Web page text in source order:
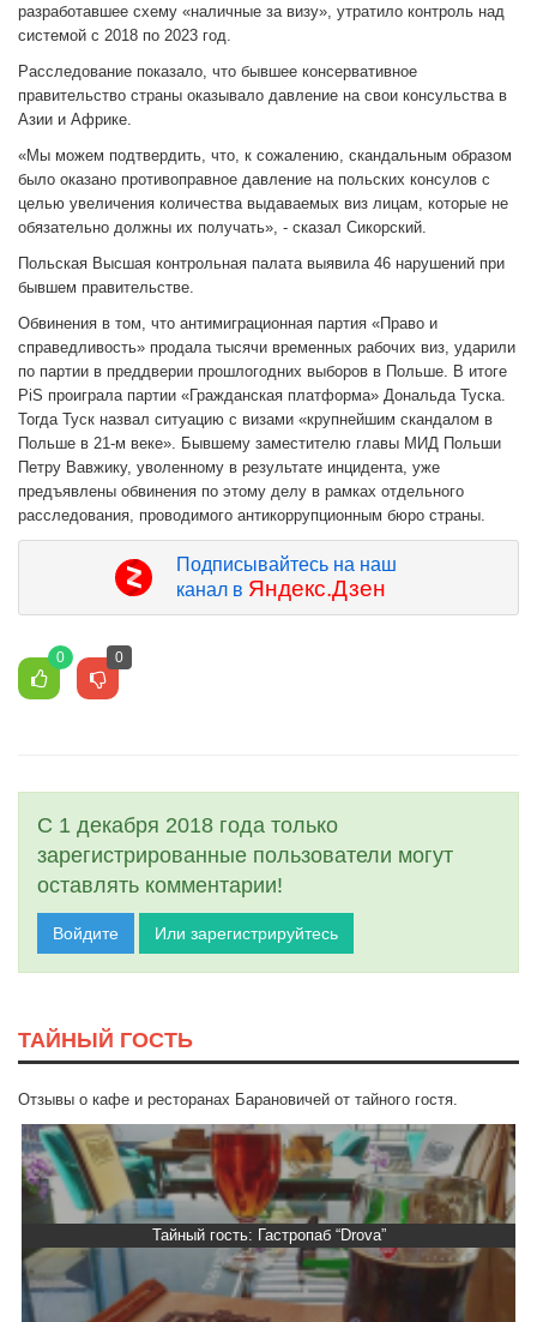
разработавшее схему «наличные за визу», утратило контроль над
системой с 2018 по 2023 год.
Расследование показало, что бывшее консервативное
правительство страны оказывало давление на свои консульства в
Азии и Африке.
«Мы можем подтвердить, что, к сожалению, скандальным образом
было оказано противоправное давление на польских консулов ​​с
целью увеличения количества выдаваемых виз лицам, которые не
обязательно должны их получать», - сказал Сикорский.
Польская Высшая контрольная палата выявила 46 нарушений при
бывшем правительстве.
Обвинения в том, что антимиграционная партия «Право и
справедливость» продала тысячи временных рабочих виз, ударили
по партии в преддверии прошлогодних выборов в Польше. В итоге
PiS проиграла партии «Гражданская платформа» Дональда Туска.
Тогда Туск назвал ситуацию с визами «крупнейшим скандалом в
Польше в 21-м веке». Бывшему заместителю главы МИД Польши
Петру Вавжику, уволенному в результате инцидента, уже
предъявлены обвинения по этому делу в рамках отдельного
расследования, проводимого антикоррупционным бюро страны.
Подписывайтесь на наш
канал в Яндекс.Дзен
0 0
С 1 декабря 2018 года только
зарегистрированные пользователи могут
оставлять комментарии!
Войдите Или зарегистрируйтесь
ТАЙНЫЙ ГОСТЬ
Отзывы о кафе и ресторанах Барановичей от тайного гостя.
Тайный гость: Гастропаб “Drova”